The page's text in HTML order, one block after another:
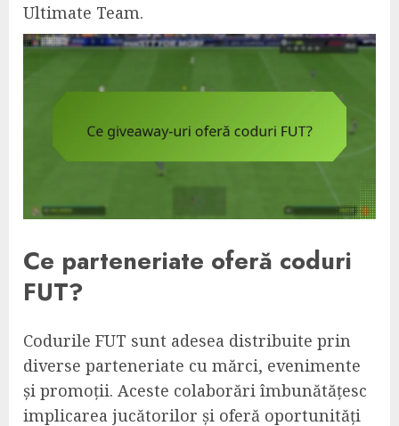
Ultimate Team.
Ce parteneriate oferă coduri
FUT?
Codurile FUT sunt adesea distribuite prin
diverse parteneriate cu mărci, evenimente
și promoții. Aceste colaborări îmbunătățesc
implicarea jucătorilor și oferă oportunități